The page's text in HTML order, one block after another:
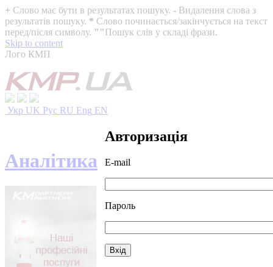
+ Слово має бути в результатах пошуку. - Видалення слова з
результатів пошуку. * Слово починається/закінчується на текст
перед/після символу. ""Пошук слів у складі фрази.
Skip to content
Лого КМП
Укр UK Рус RU Eng EN
Авторизація
E-mail
Пароль
Аналітика